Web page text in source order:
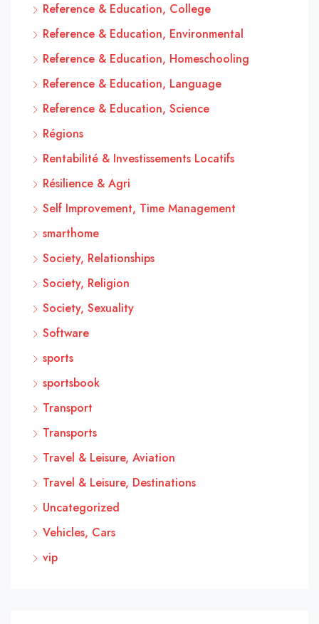
Reference & Education, College
Reference & Education, Environmental
Reference & Education, Homeschooling
Reference & Education, Language
Reference & Education, Science
Régions
Rentabilité & Investissements Locatifs
Résilience & Agri
Self Improvement, Time Management
smarthome
Society, Relationships
Society, Religion
Society, Sexuality
Software
sports
sportsbook
Transport
Transports
Travel & Leisure, Aviation
Travel & Leisure, Destinations
Uncategorized
Vehicles, Cars
vip